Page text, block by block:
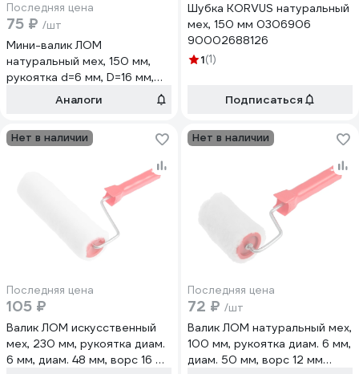
Последняя цена
75 ₽ /шт
Мини-валик ЛОМ
натуральный мех, 150 мм,
рукоятка d=6 мм, D=16 мм,
ворс 16 мм 9950583
Аналоги
Шубка KORVUS натуральный
мех, 150 мм 0306906
90002688126
1(1)
Подписаться
Нет в наличии
Последняя цена
105 ₽
Валик ЛОМ искусственный
мех, 230 мм, рукоятка диам.
6 мм, диам. 48 мм, ворс 16 мм
Нет в наличии
Последняя цена
72 ₽ /шт
Валик ЛОМ натуральный мех,
100 мм, рукоятка диам. 6 мм,
диам. 50 мм, ворс 12 мм